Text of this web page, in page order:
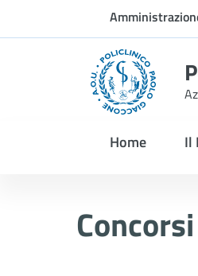
Skip to Main Content
trasparente
Home Il